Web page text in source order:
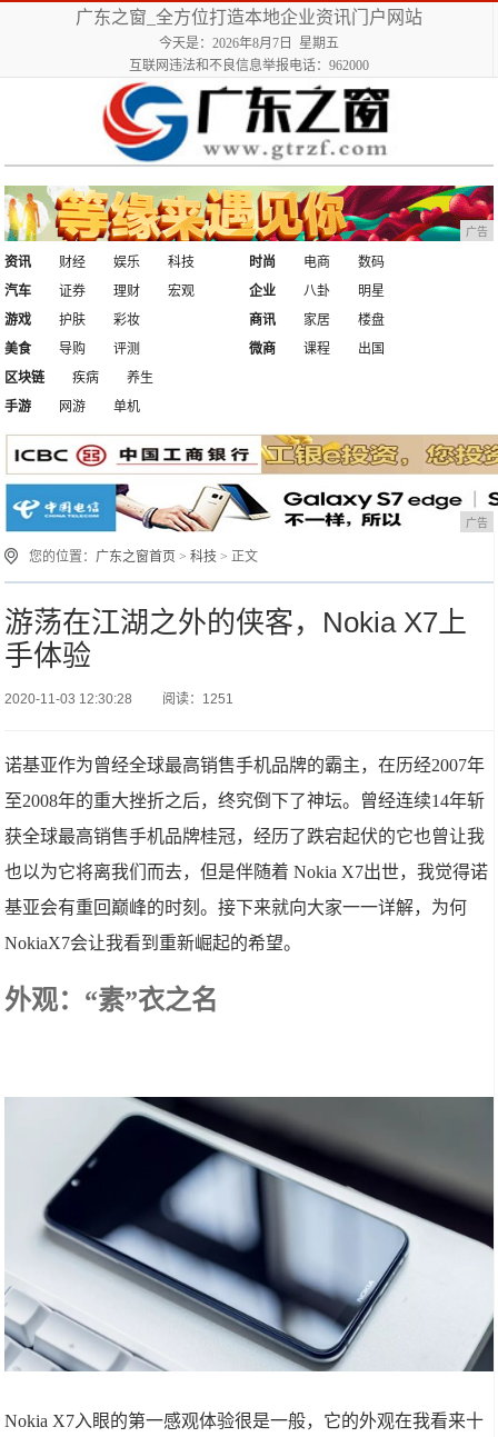
广东之窗_全方位打造本地企业资讯门户网站
今天是：2026年8月7日 星期五
互联网违法和不良信息举报电话：962000
广告
资讯 财经 娱乐
科技
汽车
证券 理财 宏观
时尚 电商
数码
企业
八卦
明星
游戏
护肤
彩妆
美食
导购 评测
商讯 家居
楼盘
微商
课程
出国
区块链
疾病
养生
手游
网游 单机
广告
您的位置： 广东之窗首页 >科技 > 正文
游荡在江湖之外的侠客，Nokia X7上
手体验
2020-11-03 12:30:28 阅读：1251
诺基亚作为曾经全球最高销售手机品牌的霸主，在历经2007年
至2008年的重大挫折之后，终究倒下了神坛。曾经连续14年斩
获全球最高销售手机品牌桂冠，经历了跌宕起伏的它也曾让我
也以为它将离我们而去，但是伴随着 Nokia X7出世，我觉得诺
基亚会有重回巅峰的时刻。接下来就向大家一一详解，为何
NokiaX7会让我看到重新崛起的希望。
外观：“素”衣之名
Nokia X7入眼的第一感观体验很是一般，它的外观在我看来十